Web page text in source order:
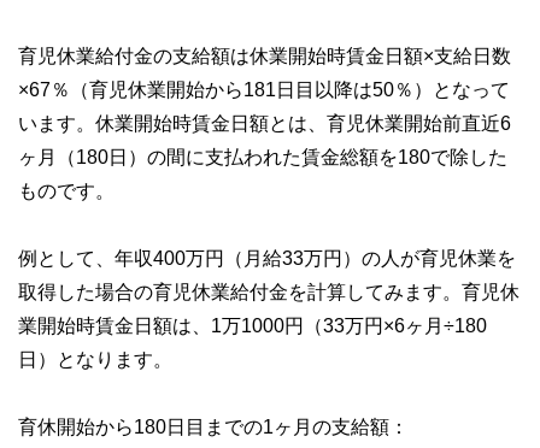
育児休業給付金の支給額は休業開始時賃金日額×支給日数
×67％（育児休業開始から181日目以降は50％）となって
います。休業開始時賃金日額とは、育児休業開始前直近6
ヶ月（180日）の間に支払われた賃金総額を180で除した
ものです。
例として、年収400万円（月給33万円）の人が育児休業を
取得した場合の育児休業給付金を計算してみます。育児休
業開始時賃金日額は、1万1000円（33万円×6ヶ月÷180
日）となります。
育休開始から180日目までの1ヶ月の支給額：